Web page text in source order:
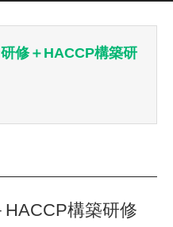
修＋HACCP構築研
構築研修